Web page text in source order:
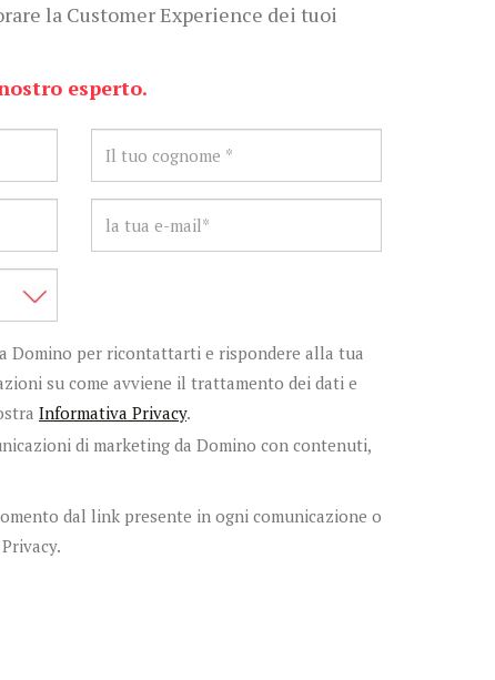
la Customer Experience dei tuoi
esperto.
Domino per ricontattarti e rispondere alla tua
su come avviene il trattamento dei dati e
Informativa Privacy.
di marketing da Domino con contenuti,
dal link presente in ogni comunicazione o